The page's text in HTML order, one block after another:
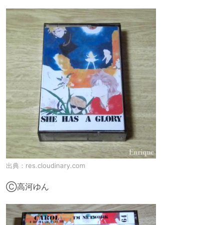
出典： res.cloudinary.com
Ⓒ高河ゆん